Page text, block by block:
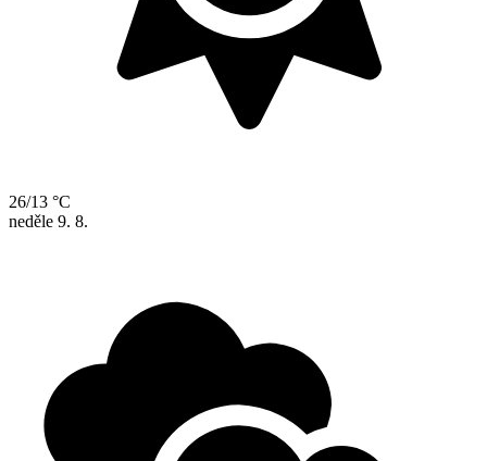
26/13 °C
neděle 9. 8.